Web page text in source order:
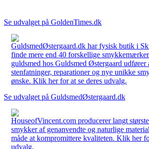
Se udvalget på GoldenTimes.dk
GuldsmedØstergaard.dk har fysisk butik i
finde mere end 40 forskellige
guldsmed hos Guldsmed Østergaard udfører
stenfatninger, reparationer og nye unikke
ønske. Klik her for at se deres udvalg.
Se udvalget på GuldsmedØstergaard.dk
HouseofVincent.com producerer langt
smykker af genanvendte og naturlige
måde at kompromittere kvaliteten. Klik her
udvalg.